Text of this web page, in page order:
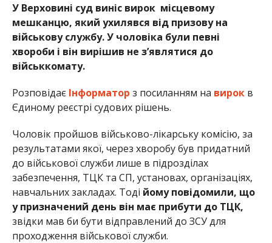
У Верховині суд виніс вирок місцевому
мешканцю, який ухилявся від призову на
військову службу. У чоловіка були певні
хвороби і він вирішив не з’являтися до
військкомату.
Розповідає Інформатор з посиланням на вирокв
Єдиному реєстрі судових рішень.
Чоловік пройшов військово-лікарську комісію, за
результатами якої, через хворобу був придатний
до військової служби лише в підрозділах
забезпечення, ТЦК та СП, установах, організаціях,
навчальних закладах. Тоді йому повідомили, що
у призначений день він має прибути до ТЦК,
звідки мав би бути відправлений до ЗСУ для
проходження військової служби.